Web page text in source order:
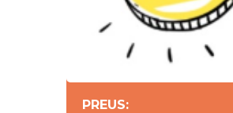
PREUS: